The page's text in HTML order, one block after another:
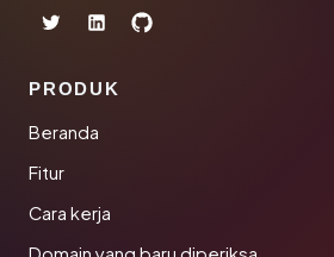
PRODUK
Beranda
Fitur
Cara kerja